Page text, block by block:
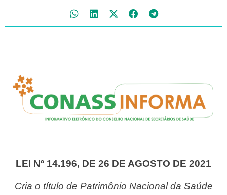
LEI Nº 14.196, DE 26 DE AGOSTO DE 2021
Cria o título de Patrimônio Nacional da Saúde